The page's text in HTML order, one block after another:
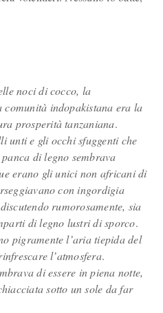
noci di cocco, la
indopakistana era la
prosperità tanzaniana.
unti e gli occhi sfuggenti che
di legno sembrava
erano gli unici non africani di
con ingordigia
rumorosamente, sia
di legno lustri di sporco.
pigramente l’aria tiepida del
l’atmosfera.
di essere in piena notte,
sotto un sole da far